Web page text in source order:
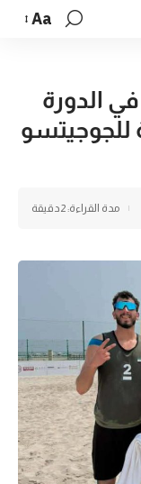
Aa
الدورة
للجوجيتسو
مدة القراءة: 2دقيقة